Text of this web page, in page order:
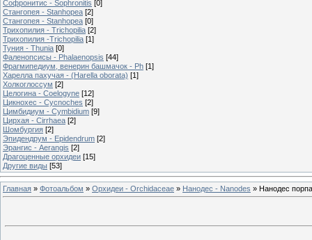
Софронитис - Sophronitis [0]
Стангопея - Stanhopea [2]
Стангопея - Stanhopea [0]
Трихопилия - Тrichopilia [2]
Трихопилия -Trichopilia [1]
Туния - Thunia [0]
Фаленопсисы - Phalaenopsis [44]
Фрагмипедиум, венерин башмачок - Ph [1]
Харелла пахучая - (Harella oborata) [1]
Холкоглоссум [2]
Целогина - Coelogyne [12]
Цикнохес - Cycnoches [2]
Цимбидиум - Cymbidium [9]
Цирхая - Cirrhaea [2]
Шомбургия [2]
Эпидендрум - Epidendrum [2]
Эрангис - Aerangis [2]
Драгоценные орхидеи [15]
Другие виды [53]
Главная » Фотоальбом » Орхидеи - Orchidaceae » Нанодес - Nanodes » Нанодес